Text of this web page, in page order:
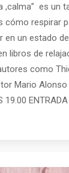
,calma” es un
cómo respirar
en un estado
libros de
como
Mario Alonso
19.00